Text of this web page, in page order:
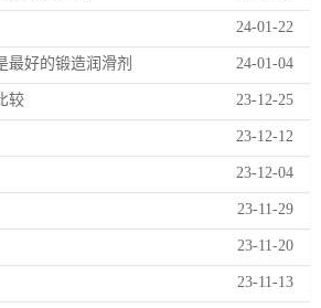
24-01-22
最好的锻造润滑剂 24-01-04
较 23-12-25
23-12-12
23-12-04
23-11-29
23-11-20
23-11-13